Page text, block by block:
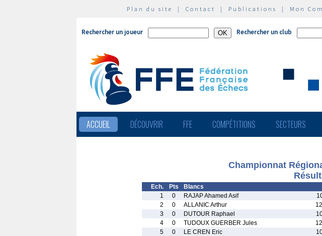
Plan du site | Contact | Publications | Mon
Rechercher un joueur Rechercher un club
ACCUEIL DÉCOUVRIR FFE COMPÉTITIONS SECTEURS
Championnat
Ech. Pts Blancs
1
0 RAJAP Ahamed Asif
2
0 ALLANIC Arthur
3
0 DUTOUR Raphael
4
0 TUDOUX GUERBER Jules
5
0 LE CREN Eric